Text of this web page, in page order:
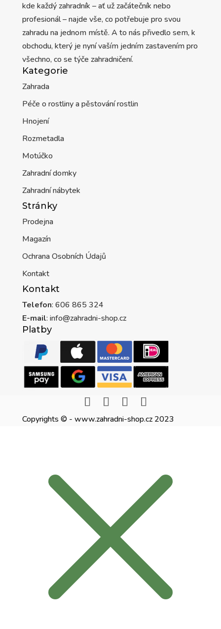
kde každý zahradník – ať už začátečník nebo
profesionál – najde vše, co potřebuje pro svou
zahradu na jednom místě. A to nás přivedlo sem, k
obchodu, který je nyní vaším jedním zastavením pro
všechno, co se týče zahradničení.
Kategorie
Zahrada
Péče o rostliny a pěstování rostlin
Hnojení
Rozmetadla
Motúčko
Zahradní domky
Zahradní nábytek
Stránky
Prodejna
Magazín
Ochrana Osobních Údajů
Kontakt
Kontakt
Telefon: 606 865 324
E-mail: info@zahradni-shop.cz
Platby
Copyrights © - www.zahradni-shop.cz 2023